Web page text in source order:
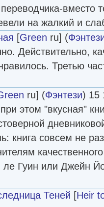
вместо
на жалкий и
[Green ru] (
Действительно,
Третью
ru] (Фэнтези) 15
этом "вкусная"
книга совсем не
ле Гуин или Джейн
Теней [Heir